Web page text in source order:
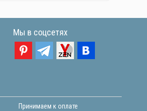
Мы в соцсетях
Принимаем к оплате